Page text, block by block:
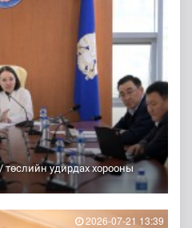
төслийн удирдах хорооны
2026-07-21 13:39